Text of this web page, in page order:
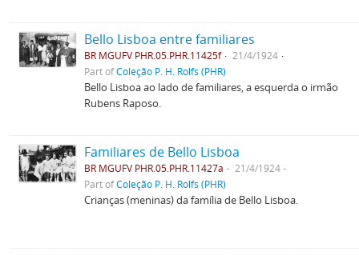
Bello Lisboa entre familiares
BR MGUFV PHR.05.PHR.11425f
21/4/1924
Part ofColeção P. H. Rolfs (PHR)
Bello Lisboa ao lado de familiares, a esquerda o irmão
Rubens Raposo.
Familiares de Bello Lisboa
BR MGUFV PHR.05.PHR.11427a
21/4/1924
Part ofColeção P. H. Rolfs (PHR)
Crianças (meninas) da família de Bello Lisboa.